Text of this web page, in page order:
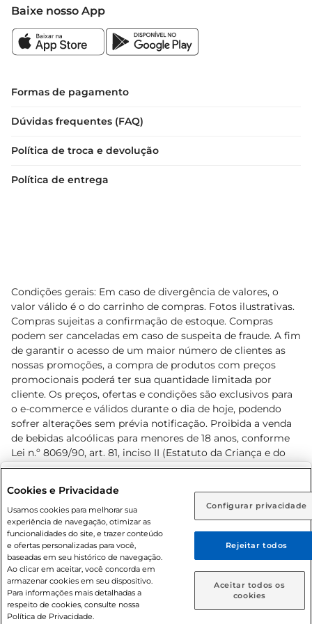
Rio de Janeiro (RJ) Goiás (GO)
Ou
Caso queira comprar online, informe como deseja receber
suas compras:
Entrega em casa Retire em Loja
Baixe nosso App
Formas de pagamento
Dúvidas frequentes (FAQ)
Política de troca e devolução
Política de entrega
Condições gerais: Em caso de divergência de valores, o
valor válido é o do carrinho de compras. Fotos ilustrativas.
Compras sujeitas a confirmação de estoque. Compras
podem ser canceladas em caso de suspeita de fraude. A fim
de garantir o acesso de um maior número de clientes as
nossas promoções, a compra de produtos com preços
promocionais poderá ter sua quantidade limitada por
cliente. Os preços, ofertas e condições são exclusivos para
o e-commerce e válidos durante o dia de hoje, podendo
sofrer alterações sem prévia notificação. Proibida a venda
de bebidas alcoólicas para menores de 18 anos, conforme
Lei n.º 8069/90, art. 81, inciso II (Estatuto da Criança e do
Adolescente). Preços e condições exclusivos para o
prévio. O valor mínimo para as compras on-line é de R$
80,00.
© 2026 Copyright. Todos os direitos
reservados Prezunic.
Cookies e Privacidade
Usamos cookies para melhorar sua
experiência de navegação, otimizar as
funcionalidades do site, e trazer conteúdo
e ofertas personalizadas para você,
baseadas em seu histórico de navegação.
Ao clicar em aceitar, você concorda em
armazenar cookies em seu dispositivo.
Para informações mais detalhadas a
respeito de cookies, consulte nossa
Política de Privacidade.
Configurar privacidade
Rejeitar todos
Aceitar todos os
cookies